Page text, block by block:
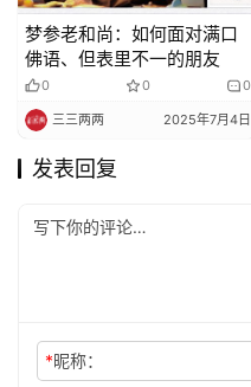
梦参老和尚：如何面对满口
佛语、但表里不一的朋友
0 0 0
三三两两 2025年7月4日
发表回复
*昵称：